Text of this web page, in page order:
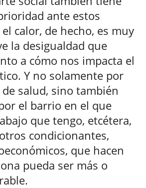
ante estos
calor, de hecho, es muy
la desigualdad que
a cómo nos impacta el
Y no solamente por
salud, sino también
el barrio en el que
que tengo, etcétera,
condicionantes,
que hacen
pueda ser más o